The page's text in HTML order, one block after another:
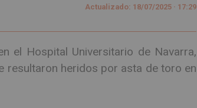
Actualizado: 18/07/2025 · 17:29
el Hospital Universitario de Navarra,
resultaron heridos por asta de toro en